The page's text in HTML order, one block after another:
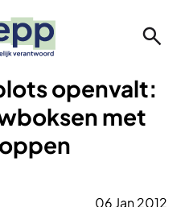
openvalt:
met
06 Jan 2012